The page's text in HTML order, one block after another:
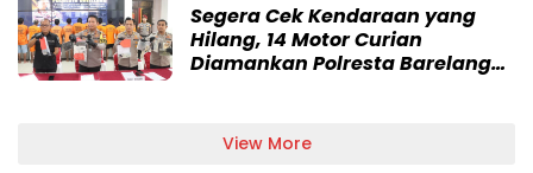
Segera Cek Kendaraan yang
Hilang, 14 Motor Curian
Diamankan Polresta Barelang
View More